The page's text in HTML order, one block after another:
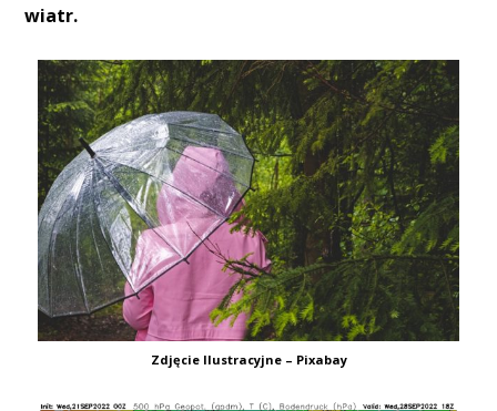
wiatr.
Zdjęcie Ilustracyjne – Pixabay